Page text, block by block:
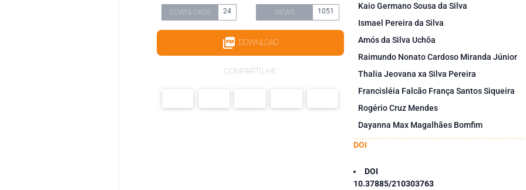
DOWNLOADS 24 VIEWS 1051
DOWNLOAD
COMPARTILHE
Kaio Germano Sousa da Silva
Ismael Pereira da Silva
Amós da Silva Uchôa
Raimundo Nonato Cardoso Miranda Júnior
Thalia Jeovana xa Silva Pereira
Francisléia Falcão França Santos Siqueira
Rogério Cruz Mendes
Dayanna Max Magalhães Bomfim
DOI
DOI
10.37885/210303763